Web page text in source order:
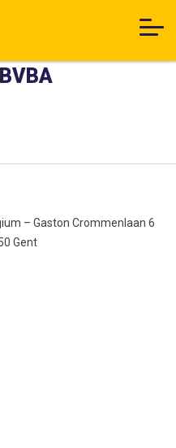
– Gaston Crommenlaan 6
Gent